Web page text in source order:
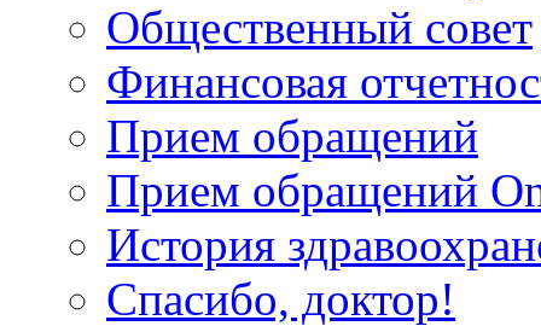
Общественный совет
Финансовая
Прием обращений
Прием обращений
История
Спасибо, доктор!